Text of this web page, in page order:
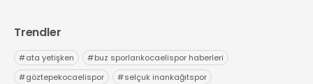
Trendler
#ata yetişken #buz sporlarıkocaelispor haberleri
#göztepekocaelispor #selçuk inankağıtspor